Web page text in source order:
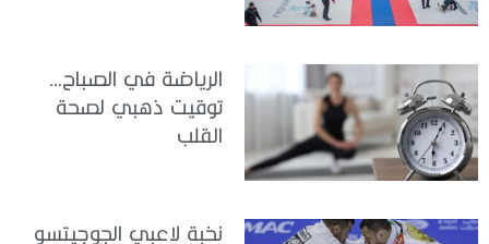
الرياضة في الصباح…
توقيت ذهبي لصحة
القلب
نخبة لاعبي الجوجيتسو